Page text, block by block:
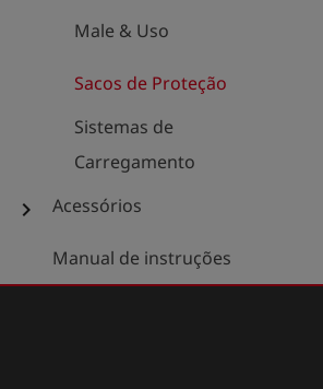
Male & Uso
Sacos de Proteção
Sistemas de
Carregamento
chevron_right Acessórios
Manual de instruções